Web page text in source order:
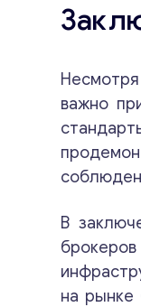
важно
В
на рынке